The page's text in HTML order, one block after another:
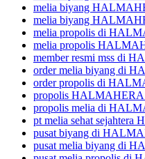
melia biyang
melia biyang
melia propolis di
melia propolis
member resmi mss di
order melia biyang di
order propolis di
propolis
propolis melia di
pt melia sehat
pusat biyang di
pusat melia biyang di